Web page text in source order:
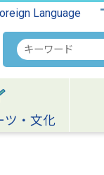
Language
検
索
キ
ワ
ー
ツ・文化